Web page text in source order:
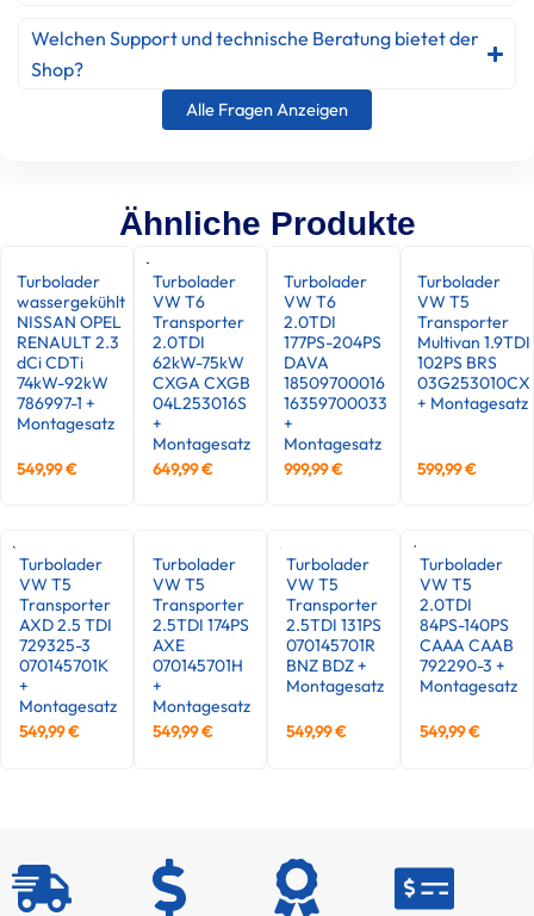
Welchen Support und technische Beratung bietet der
Shop?
Alle Fragen Anzeigen
Ähnliche Produkte
Turbolader
wassergekühlt
NISSAN OPEL
RENAULT 2.3
dCi CDTi
74kW-92kW
786997-1 +
Montagesatz
549,99€
Turbolader
VW T6
Transporter
2.0TDI
62kW-75kW
CXGA CXGB
04L253016S
+
Montagesatz
649,99€
Turbolader
VW T6
2.0TDI
177PS-204PS
DAVA
18509700016
16359700033
+
Montagesatz
999,99€
Turbolader
VW T5
Transporter
Multivan 1.9TDI
102PS BRS
03G253010CX
+ Montagesatz
599,99€
Turbolader
VW T5
Transporter
AXD 2.5 TDI
729325-3
070145701K
+
Montagesatz
549,99€
Turbolader
VW T5
Transporter
2.5TDI 174PS
AXE
070145701H
+
Montagesatz
549,99€
Turbolader
VW T5
Transporter
2.5TDI 131PS
070145701R
BNZ BDZ +
Montagesatz
549,99€
Turbolader
VW T5
2.0TDI
84PS-140PS
CAAA CAAB
792290-3 +
Montagesatz
549,99€